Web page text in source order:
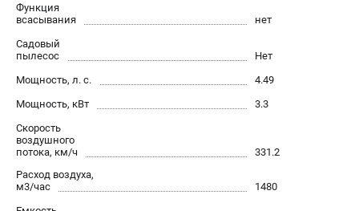
КАТАЛОГ
Генераторы электричества
Мотоблоки
Мотопомпы
Принадлежности и акссесуары
Садовая техника
Сварочное оборудование
Функция
всасывания
нет
Садовый
пылесос
Нет
Мощность, л. с.
4.49
Мощность, кВт
3.3
Скорость
воздушного
потока, км/ч
331.2
Расход воздуха,
м3/час
1480